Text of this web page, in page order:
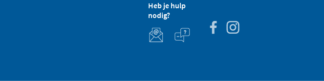
Heb je hulp
nodig?